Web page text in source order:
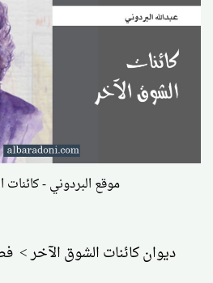
موقع البردوني - كائنات
ديوان كائنات الشوق الآخر >